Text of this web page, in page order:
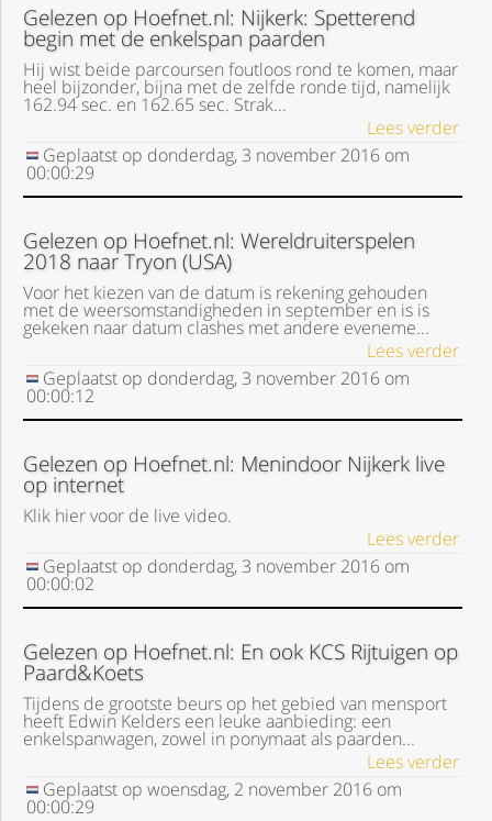
Gelezen op Hoefnet.nl: Nijkerk: Spetterend
begin met de enkelspan paarden
Hij wist beide parcoursen foutloos rond te komen, maar
heel bijzonder, bijna met de zelfde ronde tijd, namelijk
162.94 sec. en 162.65 sec. Strak...
Lees verder
Geplaatst op donderdag, 3 november 2016 om
00:00:29
Gelezen op Hoefnet.nl: Wereldruiterspelen
2018 naar Tryon (USA)
Voor het kiezen van de datum is rekening gehouden
met de weersomstandigheden in september en is is
gekeken naar datum clashes met andere eveneme...
Lees verder
Geplaatst op donderdag, 3 november 2016 om
00:00:12
Gelezen op Hoefnet.nl: Menindoor Nijkerk live
op internet
Klik hier voor de live video.
Lees verder
Geplaatst op donderdag, 3 november 2016 om
00:00:02
Gelezen op Hoefnet.nl: En ook KCS Rijtuigen op
Paard&Koets
Tijdens de grootste beurs op het gebied van mensport
heeft Edwin Kelders een leuke aanbieding: een
enkelspanwagen, zowel in ponymaat als paarden...
Lees verder
Geplaatst opwoensdag, 2 november 2016 om
00:00:29